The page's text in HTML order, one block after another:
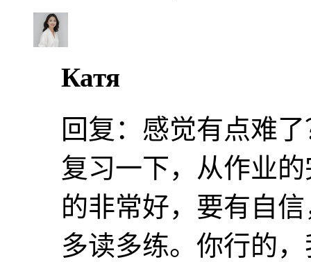
Катя
回复： 感觉有点难
复习一下，从作业
的非常好，要有自
多读多练。你行的